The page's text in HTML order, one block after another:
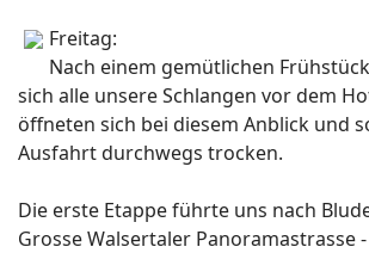
Freitag:
Nach einem gemütlichen
sich alle unsere Schlangen vor dem
öffneten sich bei diesem Anblick und
Ausfahrt durchwegs trocken.
Die erste Etappe führte uns nach
Grosse Walsertaler Panoramastrasse